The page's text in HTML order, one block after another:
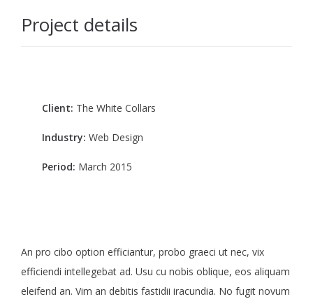
Project details
Client: The White Collars
Industry: Web Design
Period: March 2015
An pro cibo option efficiantur, probo graeci ut nec, vix
efficiendi intellegebat ad. Usu cu nobis oblique, eos aliquam
eleifend an. Vim an debitis fastidii iracundia. No fugit novum